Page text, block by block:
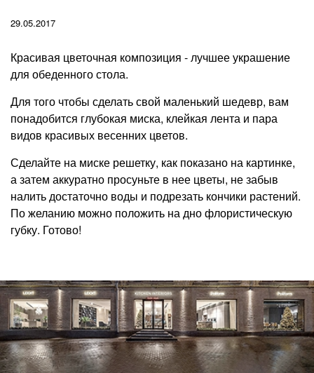
29.05.2017
Красивая цветочная композиция - лучшее украшение
для обеденного стола.
Для того чтобы сделать свой маленький шедевр, вам
понадобится глубокая миска, клейкая лента и пара
видов красивых весенних цветов.
Сделайте на миске решетку, как показано на картинке,
а затем аккуратно просуньте в нее цветы, не забыв
налить достаточно воды и подрезать кончики растений.
По желанию можно положить на дно флористическую
губку. Готово!